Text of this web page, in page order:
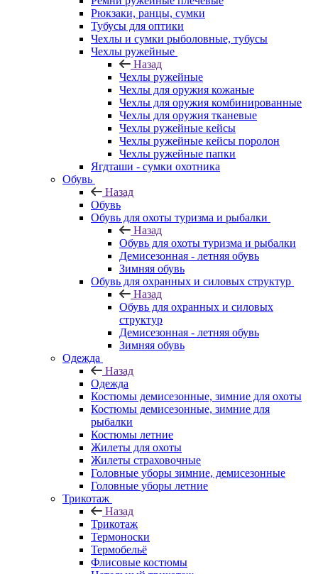
Рюкзаки, ранцы, сумки
Тубусы для оптики
Чехлы и сумки рыболовные, тубусы
Чехлы ружейные
Назад
Чехлы ружейные
Чехлы для оружия кожаные
Чехлы для оружия комбинированные
Чехлы для оружия тканевые
Чехлы ружейные кейсы
Чехлы ружейные кейсы поролон
Чехлы ружейные папки
Ягдташи - сумки охотника
Обувь
Назад
Обувь
Обувь для охоты туризма и рыбалки
Назад
Обувь для охоты туризма и рыбалки
Демисезонная - летняя обувь
Зимняя обувь
Обувь для охранных и силовых структур
Назад
Обувь для охранных и силовых
структур
Демисезонная - летняя обувь
Зимняя обувь
Одежда
Назад
Одежда
Костюмы демисезонные, зимние для охоты
Костюмы демисезонные, зимние для
рыбалки
Костюмы летние
Жилеты для охоты
Жилеты страховочные
Головные уборы зимние, демисезонные
Головные уборы летние
Трикотаж
Назад
Трикотаж
Термоноски
Термобельё
Флисовые костюмы